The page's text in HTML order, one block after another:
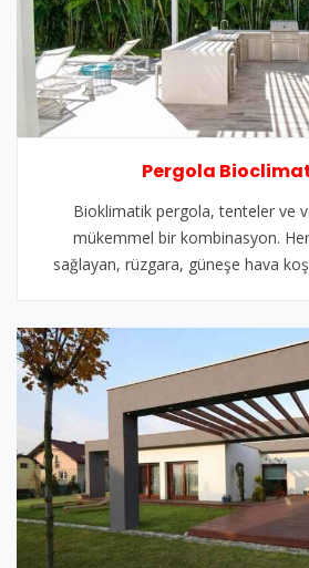
Pergola
Bioklimatik pergola, tenteler ve
mükemmel bir kombinasyon.
sağlayan, rüzgara, güneşe hava